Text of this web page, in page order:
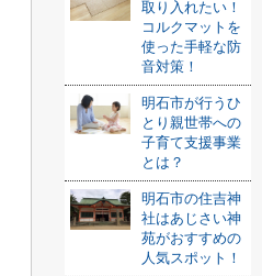
取り入れたい！
コルクマットを
使った手軽な防
音対策！
明石市が行うひ
とり親世帯への
子育て支援事業
とは？
明石市の住吉神
社はあじさい神
苑がおすすめの
人気スポット！